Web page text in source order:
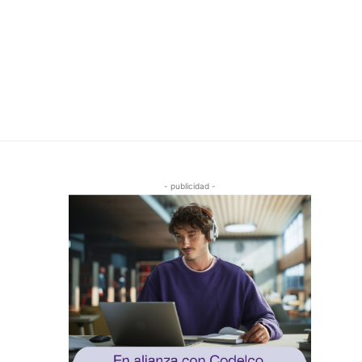
- publicidad -